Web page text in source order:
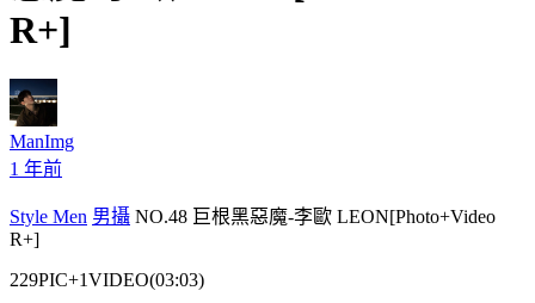
R+]
ManImg
1 年前
Style Men 男攝 NO.48 巨根黑惡魔-李歐 LEON[Photo+Video
R+]
229PIC+1VIDEO(03:03)